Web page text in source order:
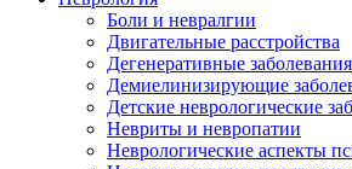
Боли и невралгии
Двигательные расстройства
Дегенеративные заболевания
Демиелинизирующие
Детские неврологические
Невриты и невропатии
Неврологические аспекты